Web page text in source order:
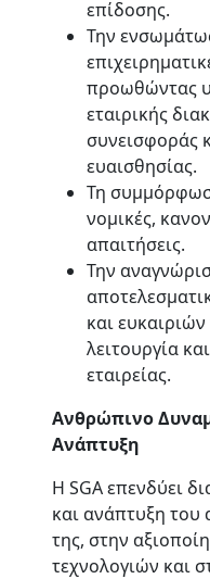
επίδοσης.
Την
προωθώντας
εταιρικής
συνεισφοράς
ευαισθησίας.
Τη
νομικές,
απαιτήσεις.
Την
και
λειτουργία
εταιρείας.
Ανθρώπινο
Ανάπτυξη
Η SGA επενδύει
και ανάπτυξη
της, στην
τεχνολογιών και